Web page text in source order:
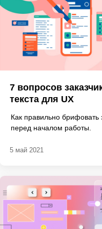
7 вопросов
текста для UX
Как правильно брифовать
перед началом работы.
5 май 2021